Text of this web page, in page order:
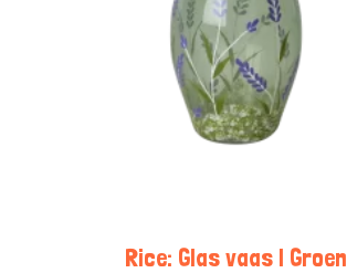
Rice: Glas vaas | Groen